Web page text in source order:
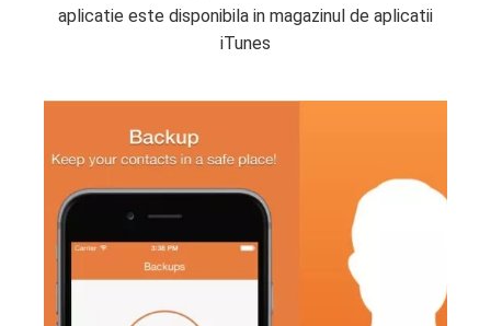
aplicatie este disponibila in magazinul de aplicatii
iTunes